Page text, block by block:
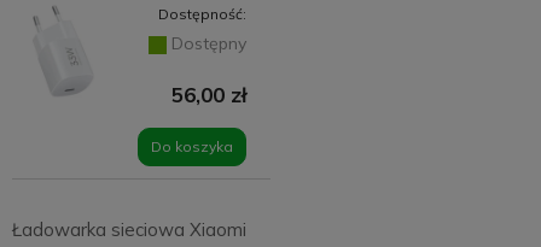
Dostępność:
Dostępny
56,00 zł
Do koszyka
Ładowarka sieciowa Xiaomi